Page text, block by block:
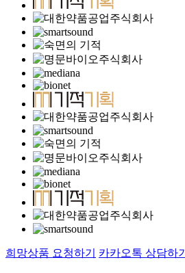
희망상품 요청하기 카카오톡 상담하기